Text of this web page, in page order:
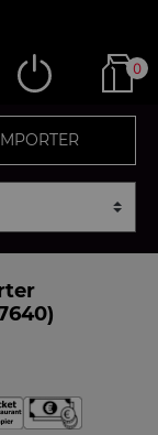
0